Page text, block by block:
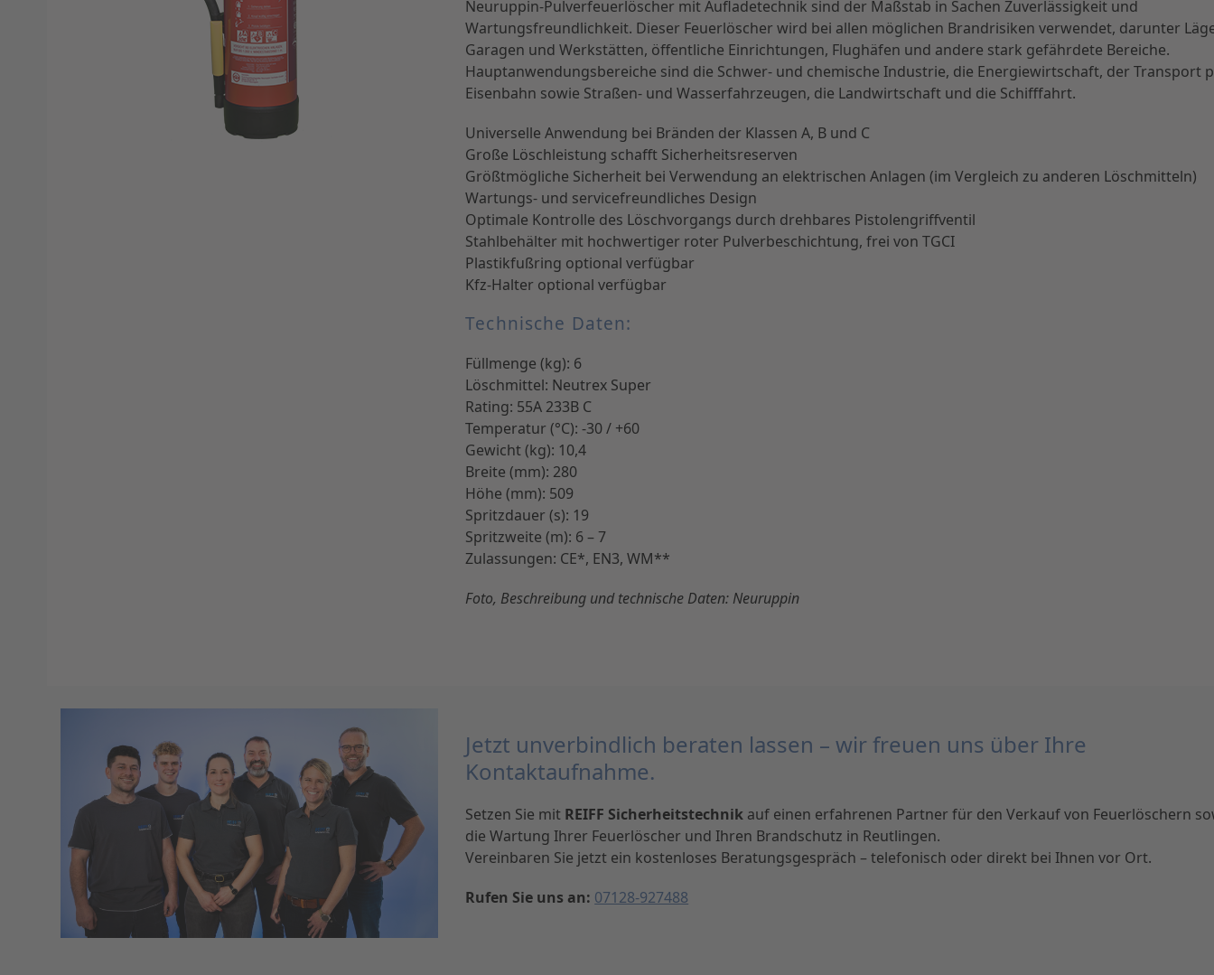
Neuruppin-Pulverfeuerlöscher mit Aufladetechnik sind der Maßstab in Sachen Zuverlässigkeit und
Wartungsfreundlichkeit. Dieser Feuerlöscher wird bei allen möglichen Brandrisiken verwendet, darunter
Garagen und Werkstätten, öffentliche Einrichtungen, Flughäfen und andere stark gefährdete Bereiche.
Hauptanwendungsbereiche sind die Schwer- und chemische Industrie, die Energiewirtschaft, der Transport
Eisenbahn sowie Straßen- und Wasserfahrzeugen, die Landwirtschaft und die Schifffahrt.
Universelle Anwendung bei Bränden der Klassen A, B und C
Große Löschleistung schafft Sicherheitsreserven
Größtmögliche Sicherheit bei Verwendung an elektrischen Anlagen (im Vergleich zu anderen Löschmitteln)
Wartungs- und servicefreundliches Design
Optimale Kontrolle des Löschvorgangs durch drehbares Pistolengriffventil
Stahlbehälter mit hochwertiger roter Pulverbeschichtung, frei von TGCI
Plastikfußring optional verfügbar
Kfz-Halter optional verfügbar
Technische Daten:
Füllmenge (kg): 6
Löschmittel: Neutrex Super
Rating: 55A 233B C
Temperatur (°C): -30 / +60
Gewicht (kg): 10,4
Breite (mm): 280
Höhe (mm): 509
Spritzdauer (s): 19
Spritzweite (m): 6 – 7
Zulassungen: CE*, EN3, WM**
Foto, Beschreibung und technische Daten: Neuruppin
Jetzt unverbindlich beraten lassen – wir freuen uns über Ihre
Kontaktaufnahme.
Setzen Sie mit REIFF Sicherheitstechnik auf einen erfahrenen Partner für den Verkauf von Feuerlöschern
die Wartung Ihrer Feuerlöscher und Ihren Brandschutz in Reutlingen.
Vereinbaren Sie jetzt ein kostenloses Beratungsgespräch – telefonisch oder direkt bei Ihnen vor Ort.
Rufen Sie uns an: 07128-927488